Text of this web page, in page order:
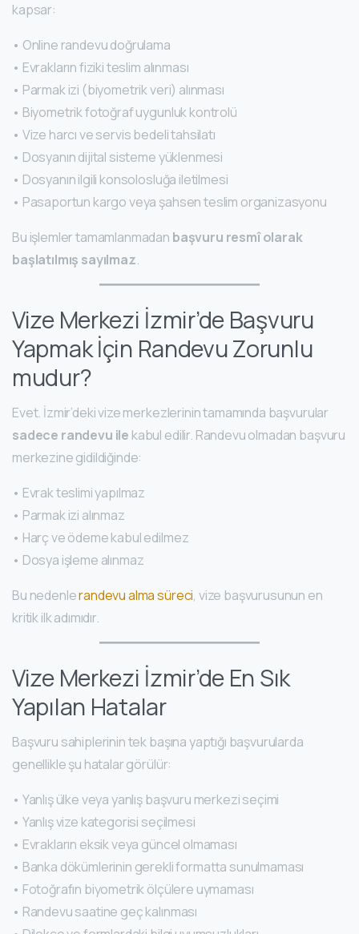
kapsar:
• Online randevu doğrulama
• Evrakların fiziki teslim alınması
• Parmak izi (biyometrik veri) alınması
• Biyometrik fotoğraf uygunluk kontrolü
• Vize harcı ve servis bedeli tahsilatı
• Dosyanın dijital sisteme yüklenmesi
• Dosyanın ilgili konsolosluğa iletilmesi
• Pasaportun kargo veya şahsen teslim organizasyonu
Bu işlemler tamamlanmadan başvuru resmî olarak
başlatılmış sayılmaz.
Vize Merkezi İzmir’de Başvuru
Yapmak İçin Randevu Zorunlu
mudur?
Evet. İzmir’deki vize merkezlerinin tamamında başvurular
sadece randevu ile kabul edilir. Randevu olmadan başvuru
merkezine gidildiğinde:
• Evrak teslimi yapılmaz
• Parmak izi alınmaz
• Harç ve ödeme kabul edilmez
• Dosya işleme alınmaz
Bu nedenlerandevu alma süreci, vize başvurusunun en
kritik ilk adımıdır.
Vize Merkezi İzmir’de En Sık
Yapılan Hatalar
Başvuru sahiplerinin tek başına yaptığı başvurularda
genellikle şu hatalar görülür:
• Yanlış ülke veya yanlış başvuru merkezi seçimi
• Yanlış vize kategorisi seçilmesi
• Evrakların eksik veya güncel olmaması
• Banka dökümlerinin gerekli formatta sunulmaması
• Fotoğrafın biyometrik ölçülere uymaması
• Randevu saatine geç kalınması